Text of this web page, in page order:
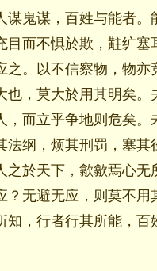
鬼谋，百姓与能者。
而不惧於欺，黈纩塞
。以不信察物，物
，莫大於用其明矣。
而立乎争地则危矣
纲，烦其刑罚，塞
於天下，歙歙焉心
无避无应，则莫不
，行者行其所能，百